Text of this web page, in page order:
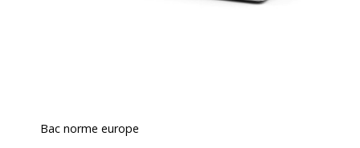
Bac norme europe